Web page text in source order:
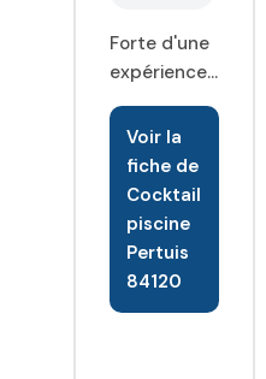
Forte d'une
expérience
de 28 ans
dans la
piscine,
nous
mettons à
votre
disposition
notre
Voir la
fiche de
Cocktail
piscine
Pertuis
84120